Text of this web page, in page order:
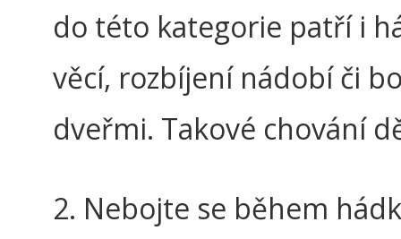
do této kategorie patří i
věcí, rozbíjení nádobí či
dveřmi. Takové chování
2. Nebojte se během